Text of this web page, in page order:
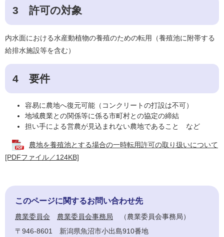
3 許可の対象
内水面における水産動植物の養殖のための転用（養殖池に附帯する
給排水施設等を含む）
4 要件
容易に農地へ復元可能（コンクリートの打設は不可）
地域農業との関係等に係る市町村との協定の締結
担い手による営農が見込まれない農地であること など
農地を養殖池とする場合の一時転用許可の取り扱いについて
[PDFファイル／124KB]
このページに関するお問い合わせ先
農業委員会 農業委員会事務局
農業委員会事務局
〒946-8601
新潟県魚沼市小出島910番地